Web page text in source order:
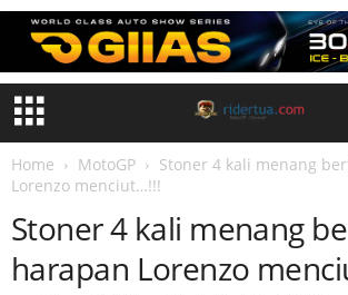
Home MotoGP
Stoner 4 kali menang
Lorenzo menciut…!!!
Stoner 4 kali menang
harapan Lorenzo